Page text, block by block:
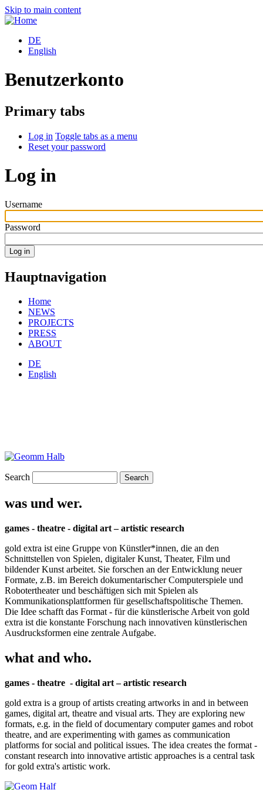
Skip to main content
DE
English
Benutzerkonto
Primary tabs
Log in Toggle tabs as a menu
Reset your password
Log in
Username
Password
Hauptnavigation
Home
NEWS
PROJECTS
PRESS
ABOUT
DE
English
Search
was und wer.
games - theatre - digital art – artistic research
gold extra ist eine Gruppe von Künstler*innen, die an den
Schnittstellen von Spielen, digitaler Kunst, Theater, Film und
bildender Kunst arbeitet. Sie forschen an der Entwicklung neuer
Formate, z.B. im Bereich dokumentarischer Computerspiele und
Robotertheater und beschäftigen sich mit Spielen als
Kommunikationsplattformen für gesellschaftspolitische Themen.
Die Idee schafft das Format - für die künstlerische Arbeit von gold
extra ist die konstante Forschung nach innovativen künstlerischen
Ausdrucksformen eine zentrale Aufgabe.
what and who.
games - theatre - digital art – artistic research
gold extra is a group of artists creating artworks in and in between
games, digital art, theatre and visual arts. They are exploring new
formats, e.g. in the field of documentary computer games and robot
theatre, and are experimenting with games as communication
platforms for social and political issues. The idea creates the format -
constant research into innovative artistic approaches is a central task
for gold extra's artistic work.